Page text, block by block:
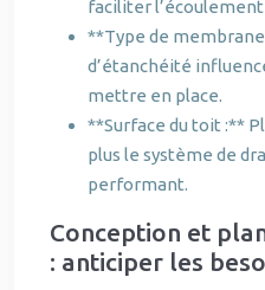
faciliter l’écoulement
**Type de
d’étanchéité
mettre en place.
**Surface du toit :**
plus le système de
performant.
Conception et
: anticiper les